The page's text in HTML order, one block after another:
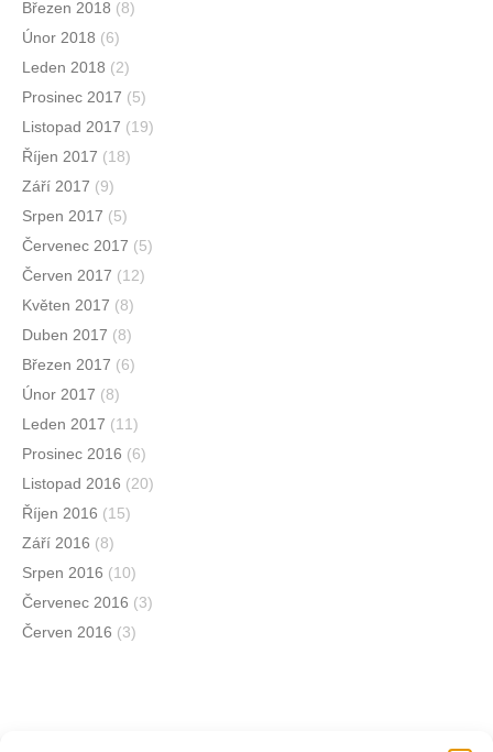
Březen 2018 (8)
Únor 2018 (6)
Leden 2018 (2)
Prosinec 2017 (5)
Listopad 2017 (19)
Říjen 2017 (18)
Září 2017 (9)
Srpen 2017 (5)
Červenec 2017 (5)
Červen 2017 (12)
Květen 2017 (8)
Duben 2017 (8)
Březen 2017 (6)
Únor 2017 (8)
Leden 2017 (11)
Prosinec 2016 (6)
Listopad 2016 (20)
Říjen 2016 (15)
Září 2016 (8)
Srpen 2016 (10)
Červenec 2016 (3)
Červen 2016 (3)